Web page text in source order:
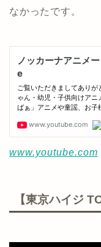
なかったです。
www.youtube.com
【東京ハイジ